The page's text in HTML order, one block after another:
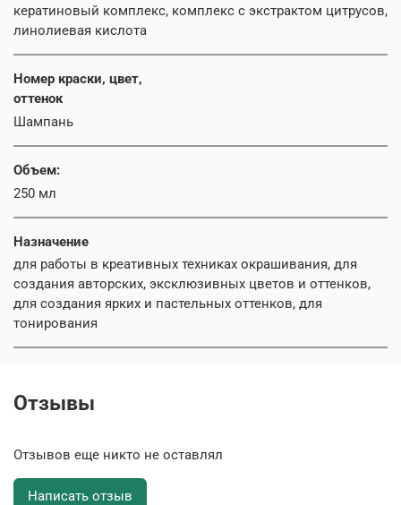
кератиновый комплекс, комплекс с экстрактом цитрусов,
линолиевая кислота
Номер краски, цвет,
оттенок
Шампань
Объем:
250 мл
Назначение
для работы в креативных техниках окрашивания, для
создания авторских, эксклюзивных цветов и оттенков,
для создания ярких и пастельных оттенков, для
тонирования
Отзывы
Отзывов еще никто не оставлял
Написать отзыв